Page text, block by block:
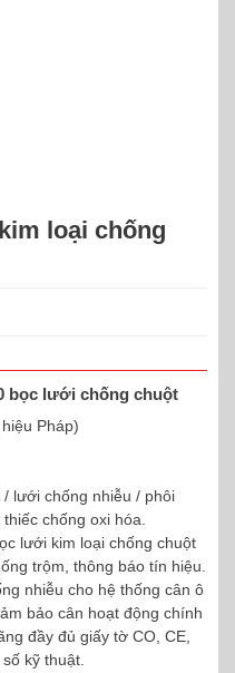
loại chống
bọc lưới chống chuột
Pháp)
lưới chống nhiễu / phôi
chống oxi hóa.
lưới kim loại chống chuột
trộm, thông báo tín hiệu.
nhiễu cho hệ thống cân ô
bảo cân hoạt động chính
đầy đủ giấy tờ CO, CE,
kỹ thuật.